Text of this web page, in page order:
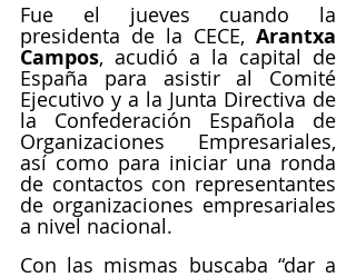
Fue el jueves cuando la
presidenta de la CECE, Arantxa
Campos, acudió a la capital de
España para asistir al Comité
Ejecutivo y a la Junta Directiva de
la Confederación Española de
Organizaciones Empresariales,
así como para iniciar una ronda
de contactos con representantes
de organizaciones empresariales
a nivel nacional.
Con las mismas buscaba “dar a